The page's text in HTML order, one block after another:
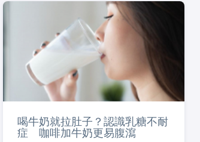
喝牛奶就拉肚子？認識乳糖不耐
症 咖啡加牛奶更易腹瀉